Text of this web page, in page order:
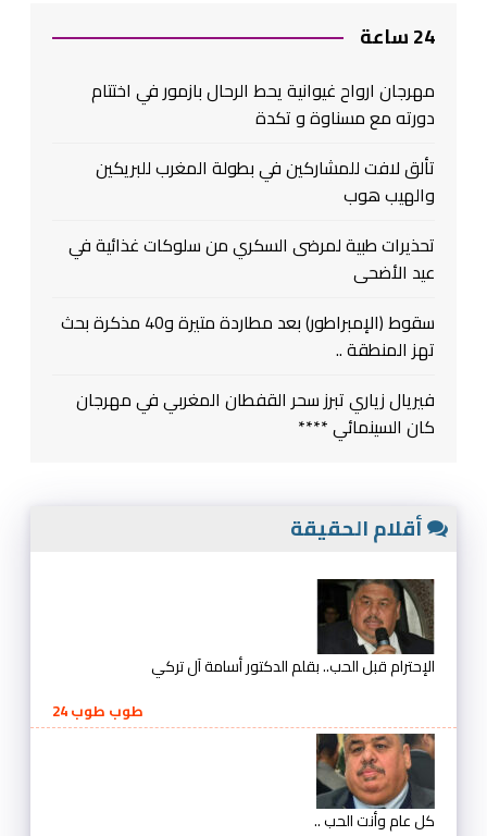
24 ساعة
مهرجان ارواح غيوانية يحط الرحال بازمور في اختتام
دورته مع مسناوة و تكدة
تألق لافت للمشاركين في بطولة المغرب للبريكين
والهيب هوب
تحذيرات طبية لمرضى السكري من سلوكات غذائية في
عيد الأضحى
سقوط (الإمبراطور) بعد مطاردة متيرة و40 مذكرة بحث
تهز المنطقة ..
فيريال زياري تبرز سحر القفطان المغربي في مهرجان
كان السينمائي ****
أقلام الحقيقة
الإحترام قبل الحب.. بقلم الدكتور أسامة آل تركي
طوب طوب 24
كل عام وأنت الحب ..